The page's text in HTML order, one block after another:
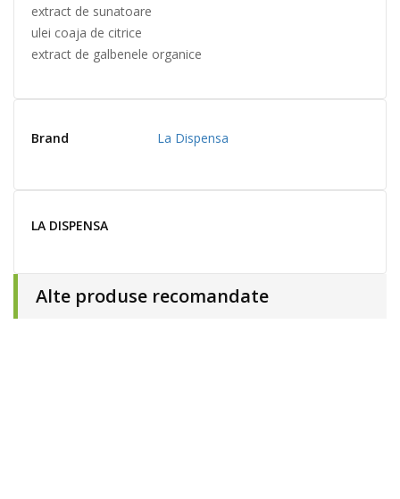
extract de sunatoare
ulei coaja de citrice
extract de galbenele organice
Brand La Dispensa
LA DISPENSA
Alte produse recomandate